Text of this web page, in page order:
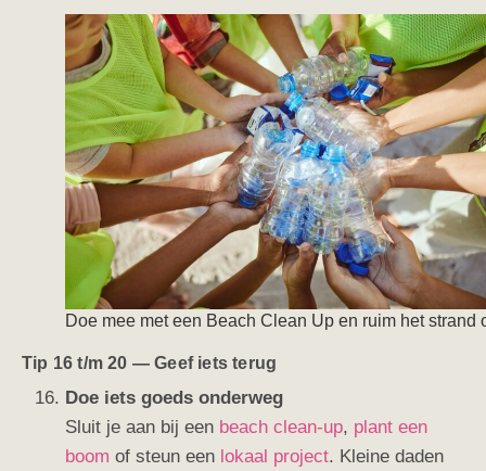
Doe mee met een Beach Clean Up en ruim het strand
Tip 16 t/m 20 — Geef iets terug
Doe iets goeds onderweg
Sluit je aan bij een beach clean-up, plant een
boom of steun een lokaal project. Kleine daden